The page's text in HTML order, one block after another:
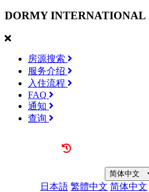
DORMY INTERNATIONAL
房源搜索
服务介绍
入住流程
FAQ
通知
查询
简体中文
日本語 繁體中文 简体中文